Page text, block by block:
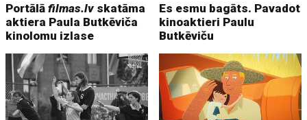
Portālāfilmas.lv skatāma
aktiera Paula Butkēviča
kinolomu izlase
Es esmu bagāts. Pavadot
kinoaktieri Paulu
Butkēviču